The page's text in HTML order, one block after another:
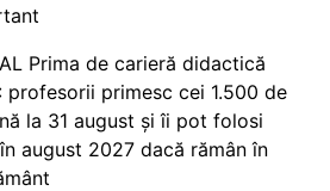
Prima de carieră didactică
profesorii primesc cei 1.500 de
la 31 august și îi pot folosi
august 2027 dacă rămân în